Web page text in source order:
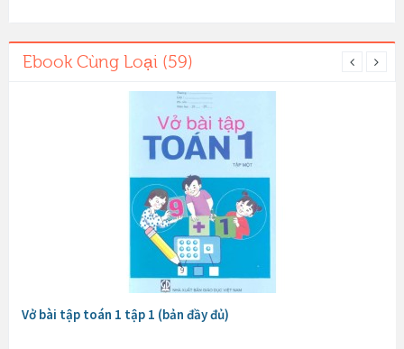
Ebook Cùng Loại (59)
Vở bài tập toán 1 tập 1 (bản đầy đủ)